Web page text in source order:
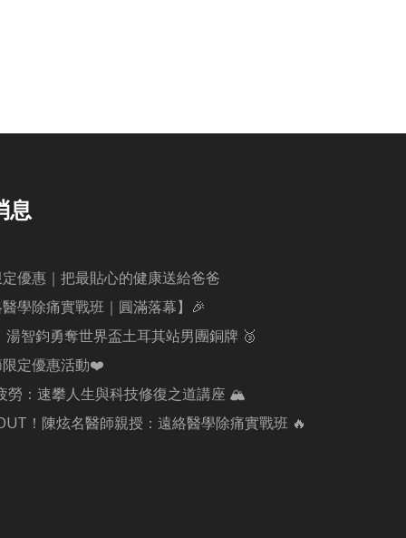
息
優惠｜把最貼心的健康送給爸爸
學除痛實戰班｜圓滿落幕】🎉
湯智鈞勇奪世界盃土耳其站男團銅牌 🥉
定優惠活動❤️
：速攀人生與科技修復之道講座 🏔️
！陳炫名醫師親授：遠絡醫學除痛實戰班 🔥